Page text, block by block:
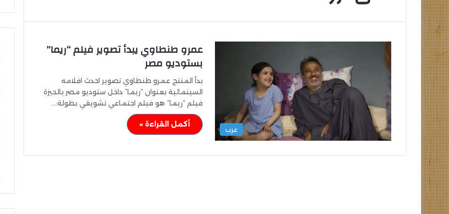
عرب
عمرو طنطاوي يبدأ تصوير فيلم “ريما”
بستوديو مصر
بدأ المنتج عمرو طنطاوي تصوير احدث افلامه
السينمائية بعنوان “ريما” داخل ستوديو مصر بالجيزة
فيلم “ريما” هو فيلم اجتماعي تشويقي بطولة:…
أكمل القراءة »
التعليم
العالي
تكثف
جهودها
للتصدي
للكيانات
الوهمية
التعليم العالي تكثف جهودها للتصدي
الشباب
والرياضة
يهنئ
منتخب
مصر
للشطرنج
وزير الشباب والرياضة يهنئ منتخب